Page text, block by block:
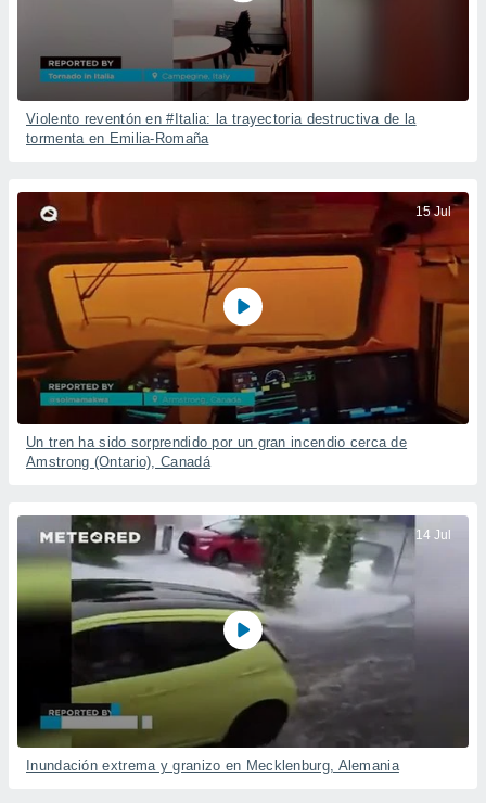
Violento reventón en #Italia: la trayectoria destructiva de la
tormenta en Emilia-Romaña
15 Jul
Un tren ha sido sorprendido por un gran incendio cerca de
Amstrong (Ontario), Canadá
14 Jul
Inundación extrema y granizo en Mecklenburg, Alemania